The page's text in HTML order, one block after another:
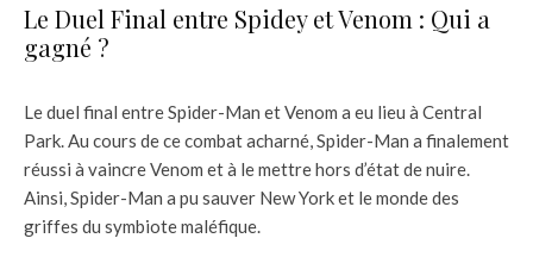
Le Duel Final entre Spidey et Venom : Qui a
gagné ?
Le duel final entre Spider-Man et Venom a eu lieu à Central
Park. Au cours de ce combat acharné, Spider-Man a finalement
réussi à vaincre Venom et à le mettre hors d’état de nuire.
Ainsi, Spider-Man a pu sauver New York et le monde des
griffes du symbiote maléfique.